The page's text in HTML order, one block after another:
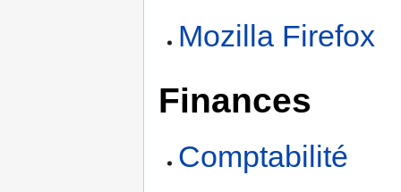
Mozilla Firefox
Finances
Comptabilité